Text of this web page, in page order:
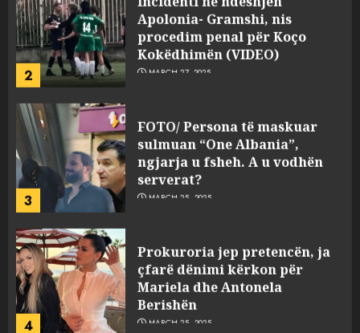
2
Apolonia- Gramshi, nis
procedim penal për Koço
Kokëdhimën (VIDEO)
MARCH 27, 2025
3
FOTO/ Persona të maskuar
sulmuan “One Albania”,
ngjarja u fsheh. A u vodhën
serverat?
MARCH 25, 2025
4
Prokuroria jep pretencën, ja
çfarë dënimi kërkon për
Mariela dhe Antonela
Berishën
MARCH 25, 2025